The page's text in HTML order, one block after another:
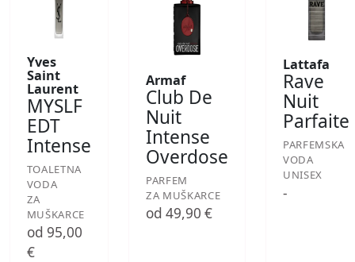
Yves
Saint
Laurent
MYSLF
EDT
Intense
TOALETNA
VODA
ZA
MUŠKARCE
od 95,00
€
Armaf
Club De
Nuit
Intense
Overdose
PARFEM
ZA MUŠKARCE
od 49,90 €
Lattafa
Rave
Nuit
Parfaite
PARFEMSKA
VODA
UNISEX
-